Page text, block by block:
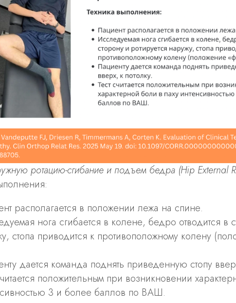
ротацию-сгибание и подъем бедра (Hip External
располагается в положении лежа на спине.
нога сгибается в колене, бедро отводится в
стопа приводится к противоположному колену
дается команда поднять приведенную стопу
положительным при возникновении
3 и более баллов по ВАШ.